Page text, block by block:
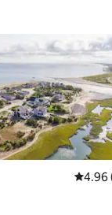
평점
4.96